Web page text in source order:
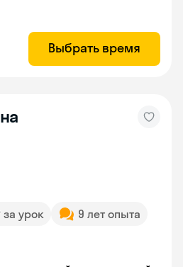
Выбрать время
за урок
9 лет опыта